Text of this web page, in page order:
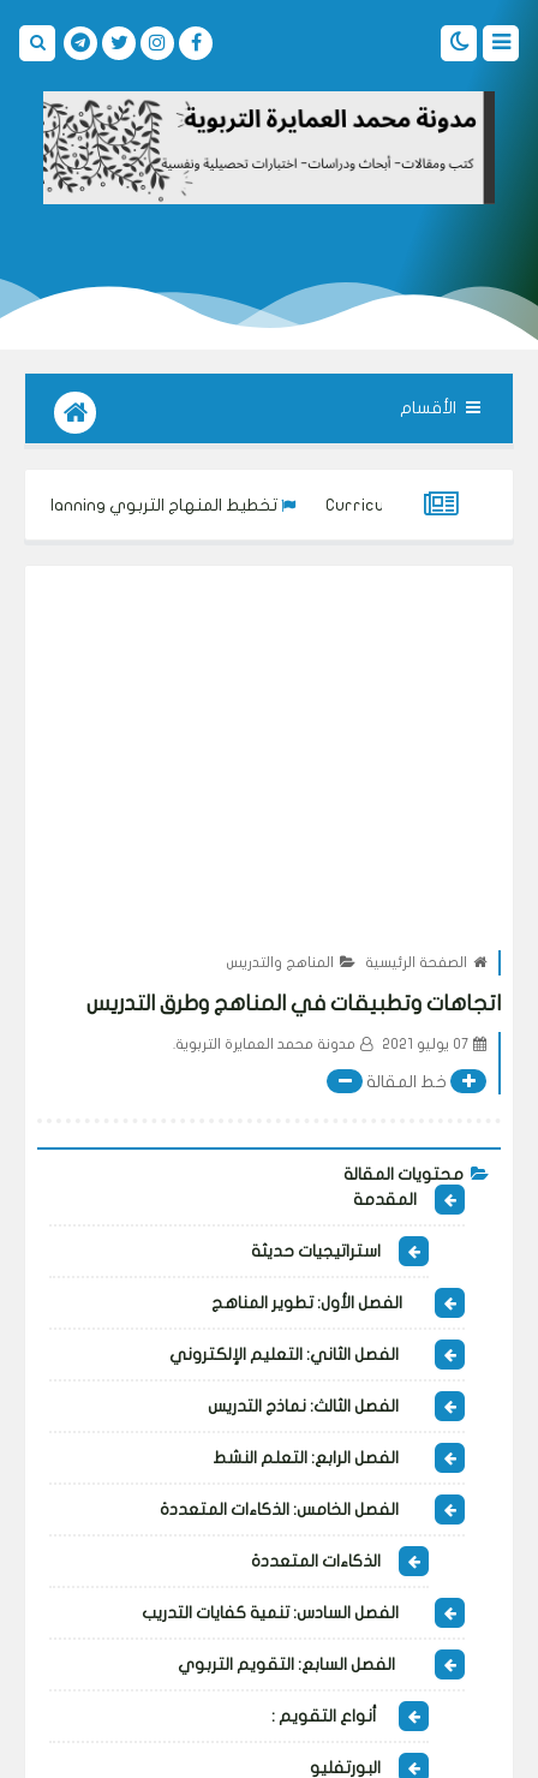
الأقسام
تخطيط المنهاج التربوي Curriculum planning
الصفحة الرئيسية المناهج والتدريس
اتجاهات وتطبيقات في المناهج وطرق التدريس
07 يوليو 2021 مدونة محمد العمايرة التربوية.
خط المقالة
محتويات المقالة
المقدمة
استراتيجيات حديثة
الفصل الأول: تطوير المناهج
الفصل الثاني: التعليم الإلكتروني
الفصل الثالث: نماذج التدريس
الفصل الرابع: التعلم النشط
الفصل الخامس: الذكاءات المتعددة
الذكاءات المتعددة
الفصل السادس: تنمية كفايات التدريب
الفصل السابع: التقويم التربوي
أنواع التقويم :
البورتفليو